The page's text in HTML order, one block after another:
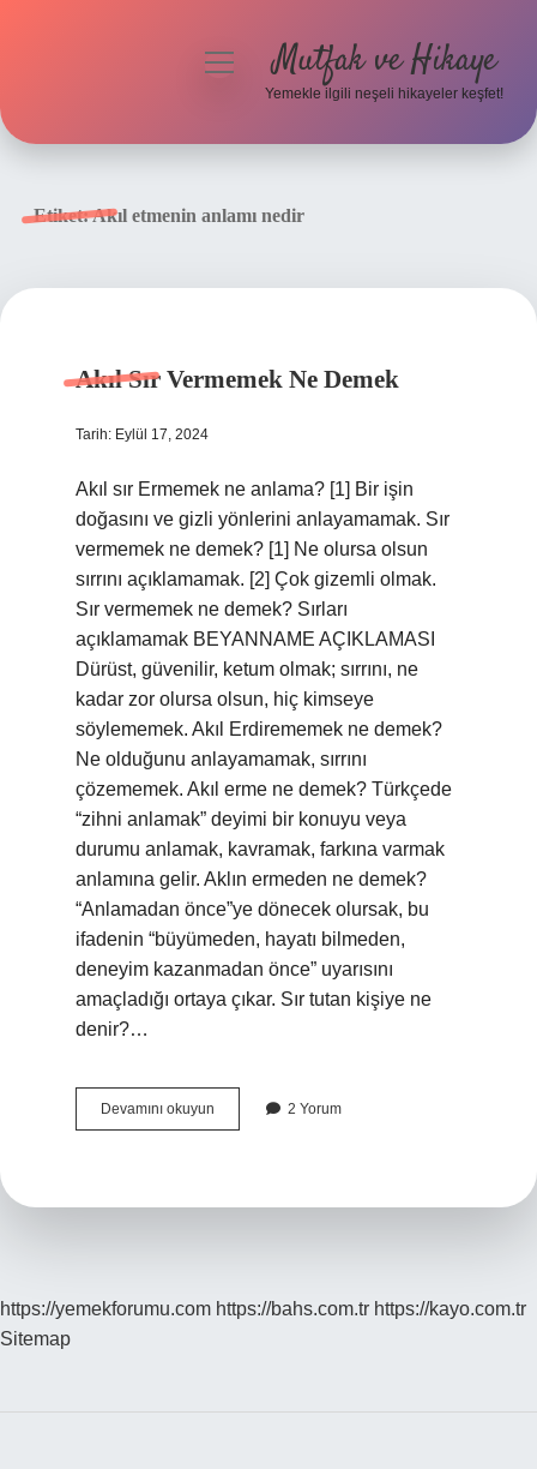
menüyüMutfak ve Hikaye
Yemekle ilgili neşeli hikayeler keşfet!
Etiket:Akıl etmenin anlamı nedir
Akıl Sır Vermemek Ne Demek
Tarih: Eylül 17, 2024
Akıl sır Ermemek ne anlama? [1] Bir işin
doğasını ve gizli yönlerini anlayamamak. Sır
vermemek ne demek? [1] Ne olursa olsun
sırrını açıklamamak. [2] Çok gizemli olmak.
Sır vermemek ne demek? Sırları
açıklamamak BEYANNAME AÇIKLAMASI
Dürüst, güvenilir, ketum olmak; sırrını, ne
kadar zor olursa olsun, hiç kimseye
söylememek. Akıl Erdirememek ne demek?
Ne olduğunu anlayamamak, sırrını
çözememek. Akıl erme ne demek? Türkçede
“zihni anlamak” deyimi bir konuyu veya
durumu anlamak, kavramak, farkına varmak
anlamına gelir. Aklın ermeden ne demek?
“Anlamadan önce”ye dönecek olursak, bu
ifadenin “büyümeden, hayatı bilmeden,
deneyim kazanmadan önce” uyarısını
amaçladığı ortaya çıkar. Sır tutan kişiye ne
denir?…
Devamını okuyun
Sır
2 Yorum
https://yemekforumu.com https://bahs.com.tr https://kayo.com.tr
Sitemap